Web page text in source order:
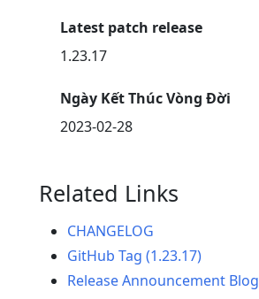
Latest patch release
1.23.17
Ngày Kết Thúc Vòng Đời
2023-02-28
Related Links
CHANGELOG
GitHub Tag (1.23.17)
Release Announcement Blog